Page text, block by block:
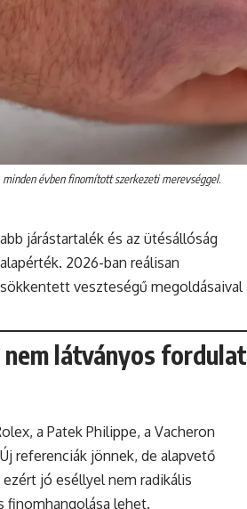
évben finomított szerkezeti merevséggel.
járástartalék és az ütésállóság
2026-ban reálisan
veszteségű megoldásaival
látványos fordulat
a Patek Philippe, a Vacheron
referenciák jönnek, de alapvető
jó eséllyel nem radikális
finomhangolása lehet.